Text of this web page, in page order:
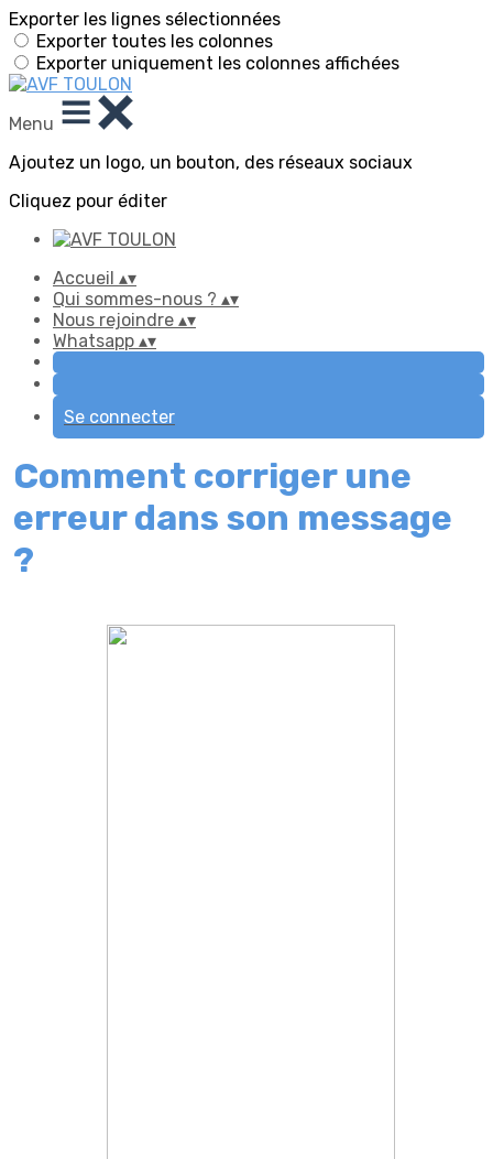
Exporter les lignes sélectionnées
Exporter toutes les colonnes
Exporter uniquement les colonnes affichées
Menu
Ajoutez un logo, un bouton, des réseaux sociaux
Cliquez pour éditer
Accueil ▴▾
Qui sommes-nous ? ▴▾
Nous rejoindre ▴▾
Whatsapp ▴▾
Se connecter
Comment corriger une
erreur dans son message
?